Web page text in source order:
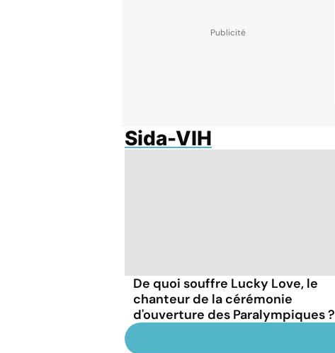
Sida-VIH
De quoi souffre Lucky Love, le
chanteur de la cérémonie
d'ouverture des Paralympiques ?